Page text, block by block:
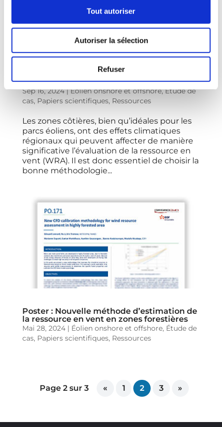
Tout autoriser
Autoriser la sélection
Refuser
Poster : Amélioration de la modélisation de
la ressource en vent en zones côtières
grâce à des méthodes avancées de CFD et
à l’intégration de données méso-échelle
Sep 16, 2024|Éolien onshore et offshore,Étude de
cas, Papiers scientifiques, Ressources
Les zones côtières, bien qu’idéales pour les
parcs éoliens, ont des effets climatiques
régionaux qui peuvent affecter de manière
significative l’évaluation de la ressource en
vent (WRA). Il est donc essentiel de choisir la
bonne méthodologie...
Poster : Nouvelle méthode d’estimation de
la ressource en vent en zones forestières
Mai 28, 2024| Éolien onshore et offshore, Étude de
cas, Papiers scientifiques, Ressources
Page 2 sur 3 « 1 2 3 »